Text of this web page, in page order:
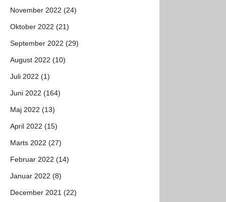
November 2022 (24)
Oktober 2022 (21)
September 2022 (29)
August 2022 (10)
Juli 2022 (1)
Juni 2022 (164)
Maj 2022 (13)
April 2022 (15)
Marts 2022 (27)
Februar 2022 (14)
Januar 2022 (8)
December 2021 (22)